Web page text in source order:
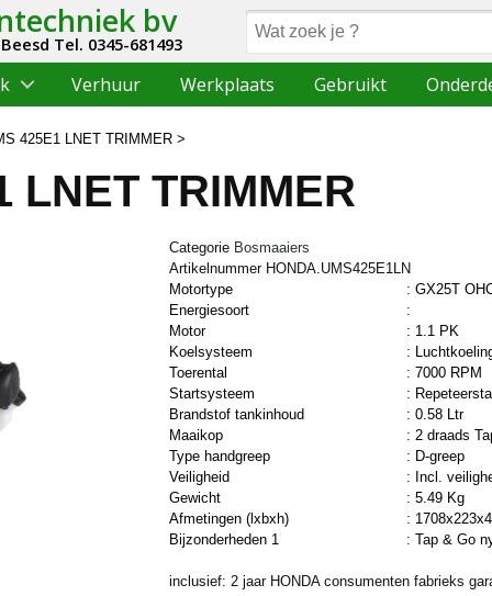
bv
Tel. 0345-681493
Verhuur Werkplaats Gebruikt
425E1 LNET TRIMMER
LNET TRIMMER
Categorie Bosmaaiers
Artikelnummer HONDA.UMS425E1LN
Motortype
:GX25T
Energiesoort
:
Motor
: 1.1 PK
Koelsysteem
:
Toerental
:7000 RPM
Startsysteem
:
Brandstof tankinhoud
:0.58 Ltr
Maaikop
:2 draads
Type handgreep
: D-greep
Veiligheid
: Incl.
Gewicht
:5.49 Kg
Afmetingen (lxbxh)
:
Bijzonderheden 1
:Tap & Go
inclusief: 2 jaar HONDA consumenten fabrieks